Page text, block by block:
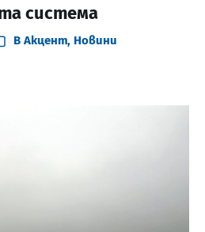
система
В Акцент, Новини